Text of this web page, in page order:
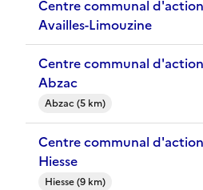
Centre communal d'action sociale (CCAS) -
Availles-Limouzine
Centre communal d'action sociale (CCAS) -
Abzac
Abzac (5 km)
Centre communal d'action sociale (CCAS) -
Hiesse
Hiesse (9 km)